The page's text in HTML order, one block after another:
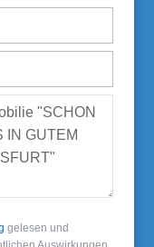
gelesen und